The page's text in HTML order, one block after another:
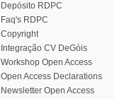
Depósito RDPC
Faq's RDPC
Copyright
Integração CV DeGóis
Workshop Open Access
Open Access Declarations
Newsletter Open Access